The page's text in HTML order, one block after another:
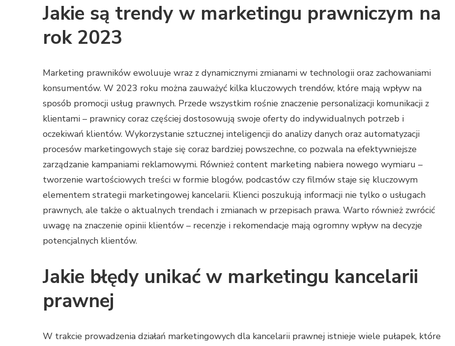
Jakie są trendy w marketingu prawniczym na
rok 2023
Marketing prawników ewoluuje wraz z dynamicznymi zmianami w technologii oraz zachowaniami
konsumentów. W 2023 roku można zauważyć kilka kluczowych trendów, które mają wpływ na
sposób promocji usług prawnych. Przede wszystkim rośnie znaczenie personalizacji komunikacji z
klientami – prawnicy coraz częściej dostosowują swoje oferty do indywidualnych potrzeb i
oczekiwań klientów. Wykorzystanie sztucznej inteligencji do analizy danych oraz automatyzacji
procesów marketingowych staje się coraz bardziej powszechne, co pozwala na efektywniejsze
zarządzanie kampaniami reklamowymi. Również content marketing nabiera nowego wymiaru –
tworzenie wartościowych treści w formie blogów, podcastów czy filmów staje się kluczowym
elementem strategii marketingowej kancelarii. Klienci poszukują informacji nie tylko o usługach
prawnych, ale także o aktualnych trendach i zmianach w przepisach prawa. Warto również zwrócić
uwagę na znaczenie opinii klientów – recenzje i rekomendacje mają ogromny wpływ na decyzje
potencjalnych klientów.
Jakie błędy unikać w marketingu kancelarii
prawnej
W trakcie prowadzenia działań marketingowych dla kancelarii prawnej istnieje wiele pułapek, które